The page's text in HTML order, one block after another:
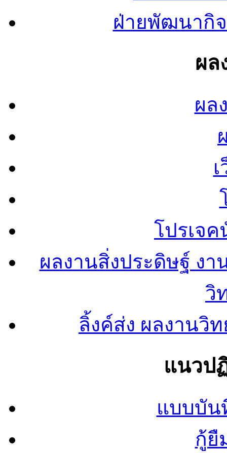
ฝ่ายพัฒนากิ
ผล
ผล
โปรเจ
ผลงานสิ่งประดิษฐ์ งา
วิ
ลิ้งค์ส่ง ผลงานวิ
แนวป
แบบบัน
กู้ยื